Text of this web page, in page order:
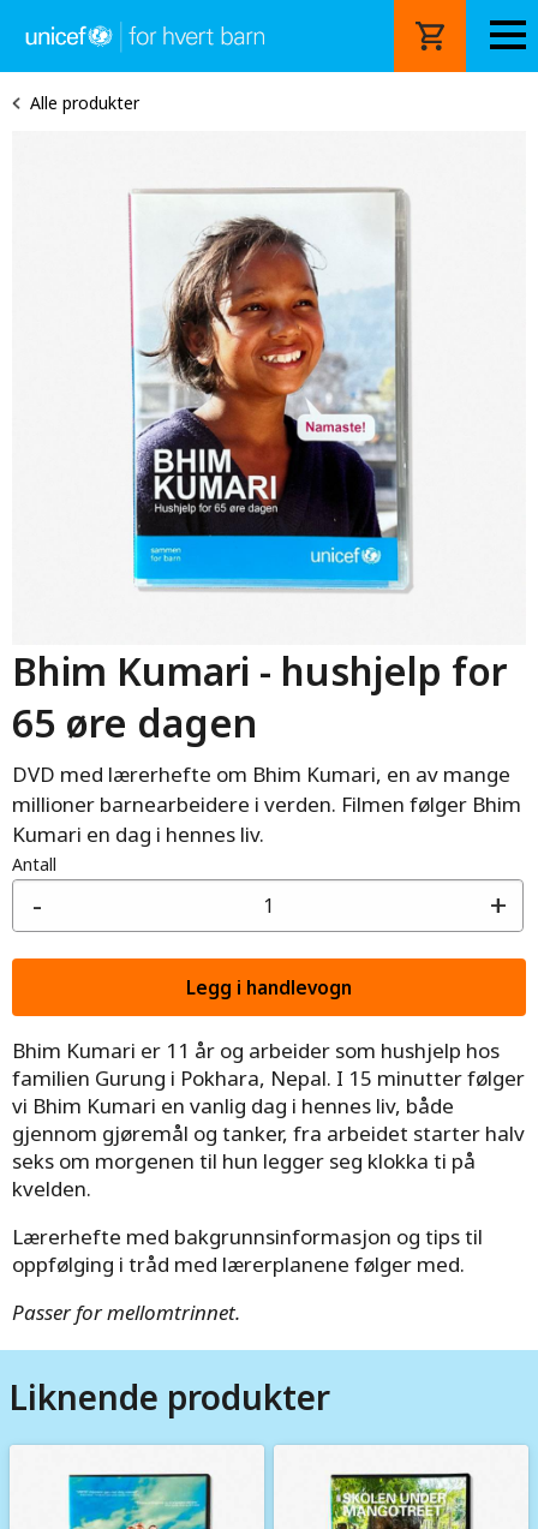
hovedinnhold
Alle produkter
Bhim Kumari - hushjelp for
65 øre dagen
DVD med lærerhefte om Bhim Kumari, en av mange
millioner barnearbeidere i verden. Filmen følger Bhim
Kumari en dag i hennes liv.
Antall
+
-
Bhim Kumari er 11 år og arbeider som hushjelp hos
familien Gurung i Pokhara, Nepal. I 15 minutter følger
vi Bhim Kumari en vanlig dag i hennes liv, både
gjennom gjøremål og tanker, fra arbeidet starter halv
seks om morgenen til hun legger seg klokka ti på
kvelden.
Lærerhefte med bakgrunnsinformasjon og tips til
oppfølging i tråd med lærerplanene følger med.
Passer for mellomtrinnet.
Liknende produkter